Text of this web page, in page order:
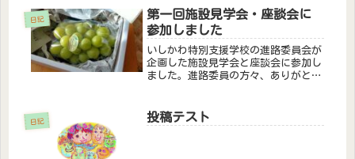
水泳の後はハンバーガーという決まり
になってしまいました…
日記
第一回施設見学会・座談会に
参加しました
いしかわ特別支援学校の進路委員会が
企画した施設見学会と座談会に参加し
ました。進路委員の方々、ありがとう
が、こういう機会は積極的に参加すべ
きだなって（見学し終わってから）思
日記 投稿テスト